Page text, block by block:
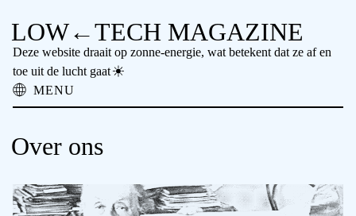
LOW←TECH MAGAZINE
Deze website draait op zonne-energie, wat betekent dat ze af en
toe uit de lucht gaat
MENU
Over ons
Hightech Problemen
Offline Lezen
Archief
Over ons